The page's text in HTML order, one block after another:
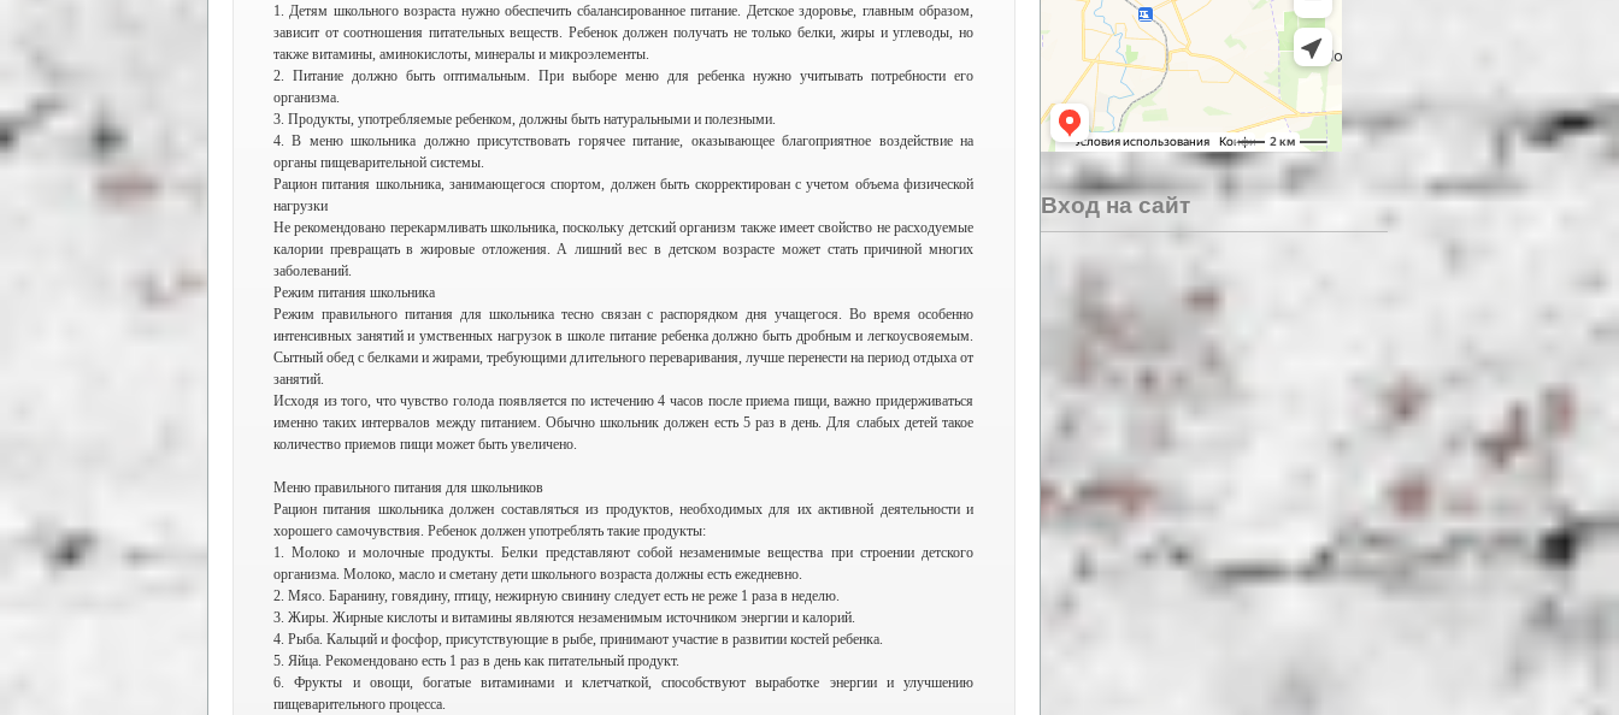
1. Детям школьного возраста нужно обеспечить сбалансированное питание. Детское здоровье, главным образом,
зависит от соотношения питательных веществ. Ребенок должен получать не только белки, жиры и углеводы, но
также витамины, аминокислоты, минералы и микроэлементы.
2. Питание должно быть оптимальным. При выборе меню для ребенка нужно учитывать потребности его
организма.
3. Продукты, употребляемые ребенком, должны быть натуральными и полезными.
4. В меню школьника должно присутствовать горячее питание, оказывающее благоприятное воздействие на
органы пищеварительной системы.
Рацион питания школьника, занимающегося спортом, должен быть скорректирован с учетом объема физической
нагрузки
Не рекомендовано перекармливать школьника, поскольку детский организм также имеет свойство не расходуемые
калории превращать в жировые отложения. А лишний вес в детском возрасте может стать причиной многих
заболеваний.
Режим питания школьника
Режим правильного питания для школьника тесно связан с распорядком дня учащегося. Во время особенно
интенсивных занятий и умственных нагрузок в школе питание ребенка должно быть дробным и легкоусвояемым.
Сытный обед с белками и жирами, требующими длительного переваривания, лучше перенести на период отдыха от
занятий.
Исходя из того, что чувство голода появляется по истечению 4 часов после приема пищи, важно придерживаться
именно таких интервалов между питанием. Обычно школьник должен есть 5 раз в день. Для слабых детей такое
количество приемов пищи может быть увеличено.
Меню правильного питания для школьников
Рацион питания школьника должен составляться из продуктов, необходимых для их активной деятельности и
хорошего самочувствия. Ребенок должен употреблять такие продукты:
1. Молоко и молочные продукты. Белки представляют собой незаменимые вещества при строении детского
организма. Молоко, масло и сметану дети школьного возраста должны есть ежедневно.
2. Мясо. Баранину, говядину, птицу, нежирную свинину следует есть не реже 1 раза в неделю.
3. Жиры. Жирные кислоты и витамины являются незаменимым источником энергии и калорий.
4. Рыба. Кальций и фосфор, присутствующие в рыбе, принимают участие в развитии костей ребенка.
5. Яйца. Рекомендовано есть 1 раз в день как питательный продукт.
6. Фрукты и овощи, богатые витаминами и клетчаткой, способствуют выработке энергии и улучшению
пищеварительного процесса.
Вход на сайт